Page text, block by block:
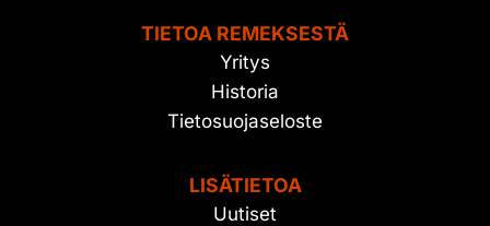
TIETOA REMEKSESTÄ
Yritys
Historia
Tietosuojaseloste
LISÄTIETOA
Uutiset